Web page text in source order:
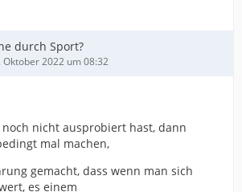
durch Sport?
Oktober 2022 um 08:32
nicht ausprobiert hast, dann
mal machen,
gemacht, dass wenn man sich
es einem